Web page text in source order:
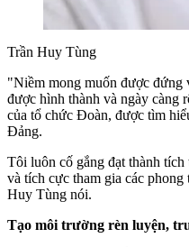
Trần Huy Tùng
"Niềm mong muốn được đứng
được hình thành và ngày càng
của tổ chức Đoàn, được tìm
Đảng.
Tôi luôn cố gắng đạt thành
và tích cực tham gia các
Huy Tùng nói.
Tạo môi trường rèn luyện,